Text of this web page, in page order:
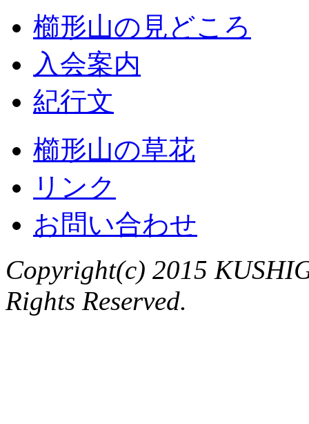
櫛形山の見どころ
入会案内
紀行文
櫛形山の草花
リンク
お問い合わせ
Copyright(c) 2015
Rights Reserved.